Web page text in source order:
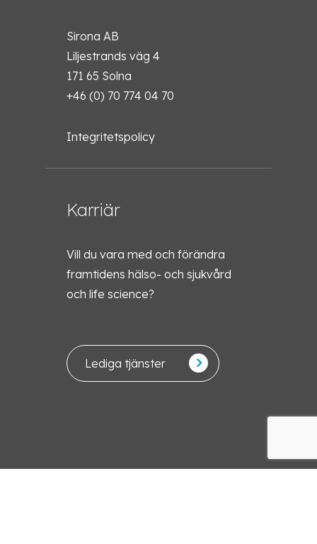
Sirona AB
Liljestrands väg 4
171 65 Solna
+46 (0) 70 774 04 70
Integritetspolicy
Karriär
Vill du vara med och förändra
framtidens hälso- och sjukvård
och life science?
Lediga tjänster